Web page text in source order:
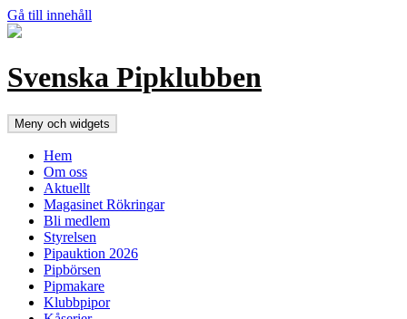
Gå till innehåll
Svenska Pipklubben
Meny och widgets
Hem
Om oss
Aktuellt
Magasinet Rökringar
Bli medlem
Styrelsen
Pipauktion 2026
Pipbörsen
Pipmakare
Klubbpipor